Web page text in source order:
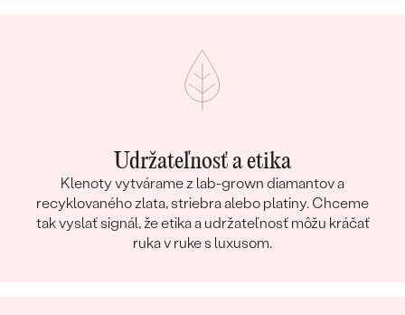
Udržateľnosť a etika
Klenoty vytvárame z lab-grown diamantov a
recyklovaného zlata, striebra alebo platiny. Chceme
tak vyslať signál, že etika a udržateľnosť môžu kráčať
ruka v ruke s luxusom.